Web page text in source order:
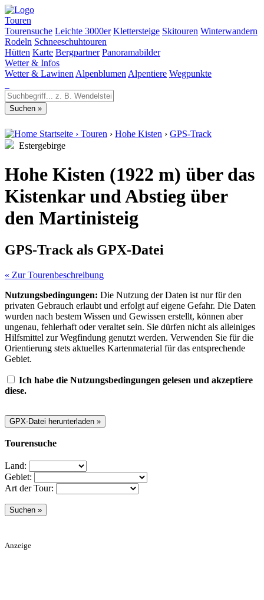
Touren
Tourensuche Leichte 3000er Klettersteige Skitouren Winterwandern
Rodeln Schneeschuhtouren
Hütten Karte Bergpartner Panoramabilder
Wetter & Infos
Wetter & Lawinen Alpenblumen Alpentiere Wegpunkte
Startseite › Touren › Hohe Kisten › GPS-Track
Estergebirge
Hohe Kisten (1922 m) über das
Kistenkar und Abstieg über
den Martinisteig
GPS-Track als GPX-Datei
« Zur Tourenbeschreibung
Nutzungsbedingungen: Die Nutzung der Daten ist nur für den
privaten Gebrauch erlaubt und erfolgt auf eigene Gefahr. Die Daten
wurden nach bestem Wissen und Gewissen erstellt, können aber
ungenau, fehlerhaft oder veraltet sein. Sie dürfen nicht als alleiniges
Hilfsmittel zur Wegfindung genutzt werden. Verwenden Sie für die
Orientierung stets aktuelles Kartenmaterial für das entsprechende
Gebiet.
Ich habe die Nutzungsbedingungen gelesen und akzeptiere
diese.
Tourensuche
Land:
Gebiet:
Art der Tour:
Anzeige